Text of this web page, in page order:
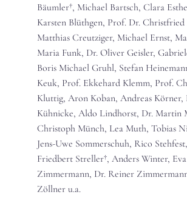
Bäumler†, Michael Bartsch, Clara
Karsten Blüthgen, Prof. Dr. Christfried
Matthias Creutziger, Michael Ernst,
Maria Funk, Dr. Oliver Geisler,
Boris Michael Gruhl, Stefan
Keuk, Prof. Ekkehard Klemm, Prof.
Kluttig, Aron Koban, Andreas Körner,
Kühnicke, Aldo Lindhorst, Dr. Martin
Christoph Münch, Lea Muth, Tobias
Jens-Uwe Sommerschuh, Rico
Friedbert Streller†, Anders Winter, Eva
Zimmermann, Dr. Reiner
Zöllner u.a.